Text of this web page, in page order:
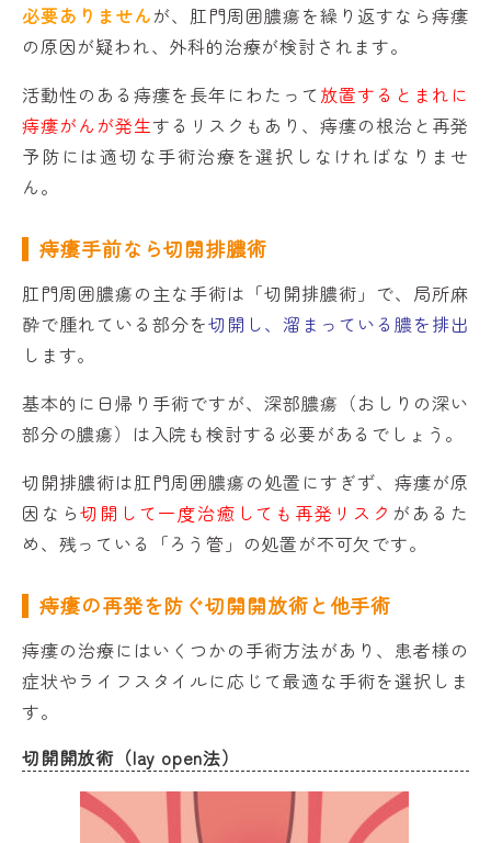
必要ありませんが、肛門周囲膿瘍を繰り返すなら痔瘻
の原因が疑われ、外科的治療が検討されます。
活動性のある痔瘻を長年にわたって放置するとまれに
痔瘻がんが発生するリスクもあり、痔瘻の根治と再発
予防には適切な手術治療を選択しなければなりませ
ん。
痔瘻手前なら切開排膿術
肛門周囲膿瘍の主な手術は「切開排膿術」で、局所麻
酔で腫れている部分を切開し、溜まっている膿を排出
します。
基本的に日帰り手術ですが、深部膿瘍（おしりの深い
部分の膿瘍）は入院も検討する必要があるでしょう。
切開排膿術は肛門周囲膿瘍の処置にすぎず、痔瘻が原
因なら切開して一度治癒しても再発リスク があるた
め、残っている「ろう管」の処置が不可欠です。
痔瘻の再発を防ぐ切開開放術と他手術
痔瘻の治療にはいくつかの手術方法があり、患者様の
症状やライフスタイルに応じて最適な手術を選択しま
す。
切開開放術（lay open法）